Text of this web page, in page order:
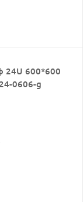
24U 600*600
0606-g